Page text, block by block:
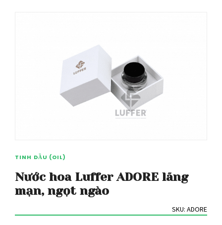
TINH DẦU (OIL)
Nước hoa Luffer ADORE lãng
mạn, ngọt ngào
SKU: ADORE